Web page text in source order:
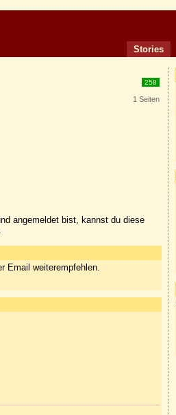
Stories
258
1 Seiten
angemeldet bist, kannst du diese
Email weiterempfehlen.